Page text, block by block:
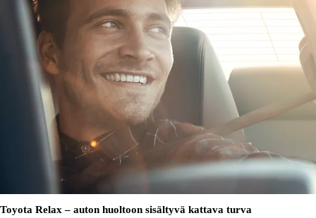
Toyota Relax – auton huoltoon sisältyvä kattava turva